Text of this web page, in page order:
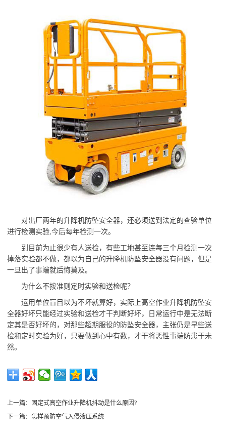
对出厂两年的升降机防坠安全器，还必须送到法定的查验单位
进行检测实验,今后每年检测一次。
到目前为止很少有人送检，有些工地甚至连每三个月检测一次
掉落实验都不做，都以为自己的升降机防坠安全器没有问题，但是
一旦出了事端就后悔莫及。
为什么不按准则定时实验和送检呢？
运用单位盲目以为不坏就算好，实际上高空作业升降机防坠安
全器好坏只能经过实验和送检才干判断好坏，日常运行中是无法断
定其是否好坏的，对那些超期服役的防坠安全器，主张仍是早些送
检和定时实验为好，只要做到心中有数，才干将恶性事端防患于未
然。
上一篇：
固定式高空作业升降机抖动是什么原因?
下一篇： 怎样预防空气入侵液压系统